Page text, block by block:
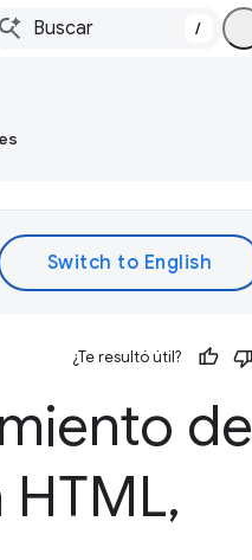
/
¿Te resultó útil?
de
,